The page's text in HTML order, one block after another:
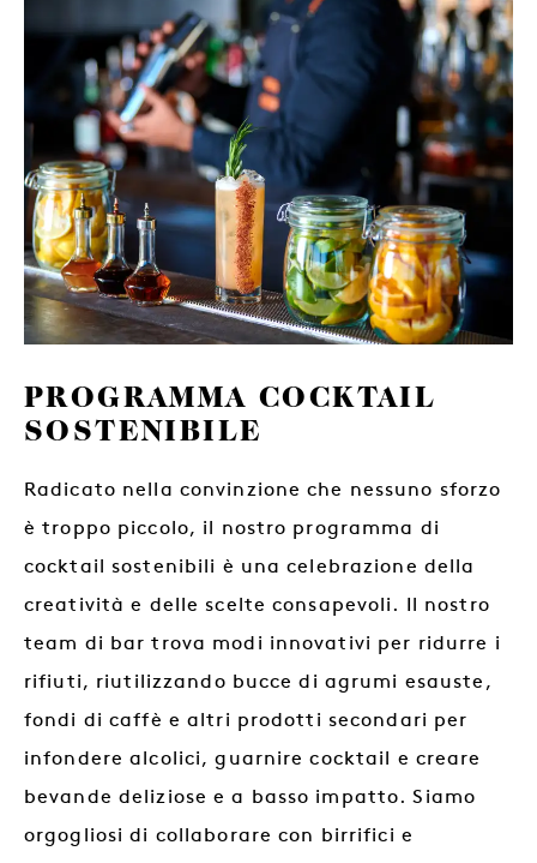
PROGRAMMA COCKTAIL
SOSTENIBILE
Radicato nella convinzione che nessuno sforzo
è troppo piccolo, il nostro programma di
cocktail sostenibili è una celebrazione della
creatività e delle scelte consapevoli. Il nostro
team di bar trova modi innovativi per ridurre i
rifiuti, riutilizzando bucce di agrumi esauste,
fondi di caffè e altri prodotti secondari per
infondere alcolici, guarnire cocktail e creare
bevande deliziose e a basso impatto. Siamo
orgogliosi di collaborare con birrifici e